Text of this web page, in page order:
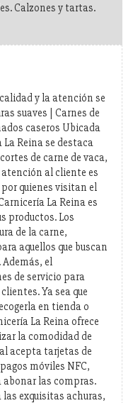
Calzones y tartas.
y la atención se
suaves | Carnes de
caseros Ubicada
Reina se destaca
de carne de vaca,
atención al cliente es
quienes visitan el
La Reina es
productos. Los
de la carne,
aquellos que buscan
el
de servicio para
Ya sea que
en tienda o
La Reina ofrece
la comodidad de
acepta tarjetas de
móviles NFC,
las compras.
exquisitas achuras,